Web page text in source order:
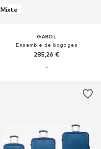
Mixte
GABOL
Ensemble de bagages
285,26 €